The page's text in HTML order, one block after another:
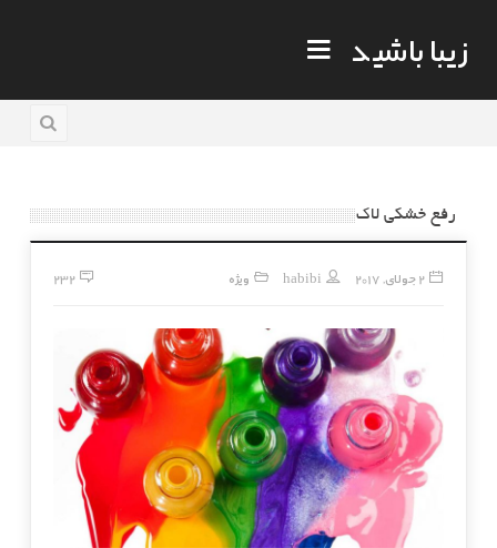
زیبا باشید
رفع خشکی لاک
2 جولای, 2017 habibi ویژه 232